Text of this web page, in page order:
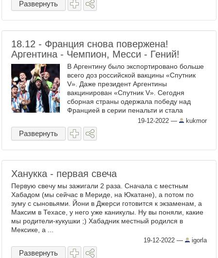
Развернуть
18.12 - Франция снова повержена!
Аргентина - Чемпион, Месси - Гений!
В Аргентину было экспортировано больше
всего доз российской вакцины «Спутник
V». Даже президент Аргентины
вакцинирован «Спутник V». Сегодня
сборная страны одержала победу над
Францией в серии пенальти и стала
чемпионом мира. Случайность? Не
думаем. ...
19-12-2022 — kukmor
Развернуть
Ханукка - первая свеча
Первую свечу мы зажигали 2 раза. Сначала с местным
Хабадом (мы сейчас в Мериде, на Юкатане), а потом по
зуму с сыновьями. Йони в Джерси готовится к экзаменам, а
Максим в Техасе, у него уже каникулы. Ну вы поняли, какие
мы родители-кукушки ;) Хабадник местный родился в
Мексике, а ...
19-12-2022 — igorla
Развернуть